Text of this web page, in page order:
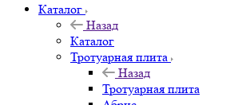
Каталог
Назад
Каталог
Тротуарная плита
Назад
Тротуарная плита